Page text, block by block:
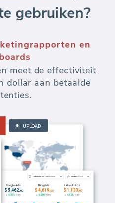
gebruiken?
en
meet de effectiviteit
dollar aan betaalde